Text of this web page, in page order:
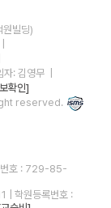
빌딩)
자: 김영무
확인]
reserved.
번호 : 729-85-
학원등록번호 :